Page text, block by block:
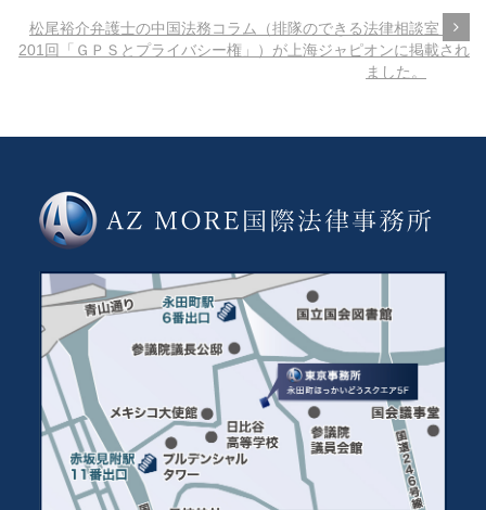
松尾裕介弁護士の中国法務コラム（排隊のできる法律相談室～第
201回「ＧＰＳとプライバシー権」）が上海ジャピオンに掲載され
ました。